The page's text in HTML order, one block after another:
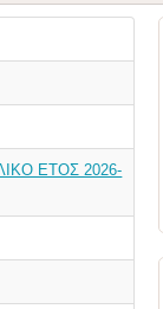
ΕΤΟΣ 2026-